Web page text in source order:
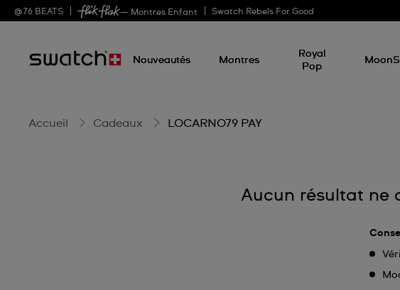
@ 76 BEATS — Montres Enfant Swatch Rebels For Good
Nouveautés Montres
Royal
Pop
LOCARNO79
PAY
Accueil Cadeaux LOCARNO79 PAY
Aucun résultat ne